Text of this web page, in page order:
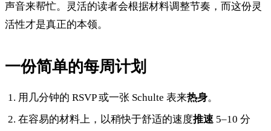
声音来帮忙。灵活的读者会根据材料调整节奏，而这份灵
活性才是真正的本领。
一份简单的每周计划
用几分钟的 RSVP 或一张 Schulte 表来热身。
在容易的材料上，以稍快于舒适的速度推速 5–10 分